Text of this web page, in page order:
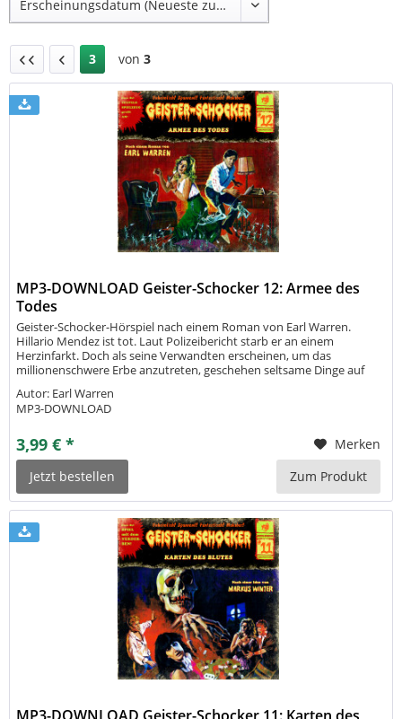
3 von 3
MP3-DOWNLOAD Geister-Schocker 12: Armee des
Todes
Geister-Schocker-Hörspiel nach einem Roman von Earl Warren.
Hillario Mendez ist tot. Laut Polizeibericht starb er an einem
Herzinfarkt. Doch als seine Verwandten erscheinen, um das
millionenschwere Erbe anzutreten, geschehen seltsame Dinge auf
wie seine...
Autor: Earl Warren
MP3-DOWNLOAD
3,99 € *
Merken
Jetzt bestellen
Zum Produkt